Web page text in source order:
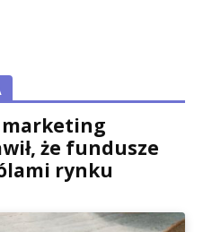
marketing
że fundusze
rynku